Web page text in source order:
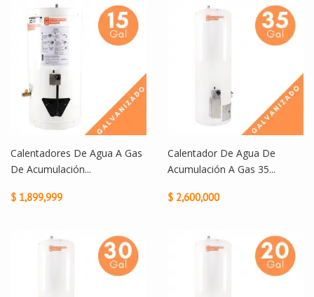
Calentadores De Agua A Gas
De Acumulación...
$ 1,899,999
Calentador De Agua De
Acumulación A Gas 35...
$ 2,600,000